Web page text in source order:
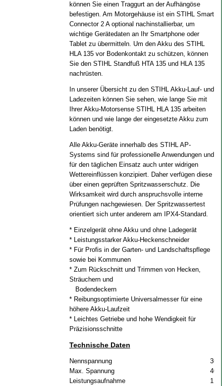
können Sie einen Traggurt an der Aufhängöse
befestigen. Am Motorgehäuse ist ein STIHL Smart
Connector 2 A optional nachinstallierbar, um
wichtige Gerätedaten an Ihr Smartphone oder
Tablet zu übermitteln. Um den Akku des STIHL
HLA 135 vor Bodenkontakt zu schützen, können
Sie den STIHL Standfuß HTA 135 und HLA 135
nachrüsten.
In unserer Übersicht zu den STIHL Akku-Lauf- und
Ladezeiten können Sie sehen, wie lange Sie mit
Ihrer Akku-Motorsense STIHL HLA 135 arbeiten
können und wie lange der eingesetzte Akku zum
Laden benötigt.
Alle Akku-Geräte innerhalb des STIHL AP-
Systems sind für professionelle Anwendungen und
für den täglichen Einsatz auch unter widrigen
Wettereinflüssen konzipiert. Daher verfügen diese
über einen geprüften Spritzwasserschutz. Die
Wirksamkeit wird durch anspruchsvolle interne
Prüfungen nachgewiesen. Der Spritzwassertest
orientiert sich unter anderem am IPX4-Standard.
* Einzelgerät ohne Akku und ohne Ladegerät
* Leistungsstarker Akku-Heckenschneider
* Für Profis in der Garten- und Landschaftspflege
sowie bei Kommunen
* Zum Rückschnitt und Trimmen von Hecken,
Sträuchern und
Bodendeckern
* Reibungsoptimierte Universalmesser für eine
höhere Akku-Laufzeit
* Leichtes Getriebe und hohe Wendigkeit für
Präzisionsschnitte
Technische Daten
Nennspannung
36
Max. Spannung
40
Leistungsaufnahme
1